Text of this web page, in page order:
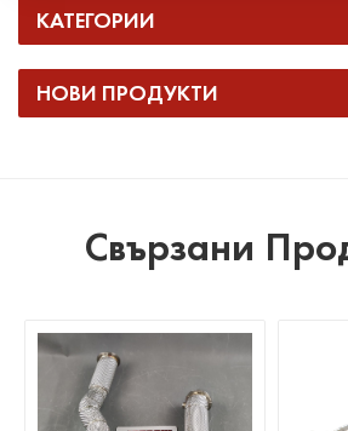
КАТЕГОРИИ
НОВИ ПРОДУКТИ
Свързани